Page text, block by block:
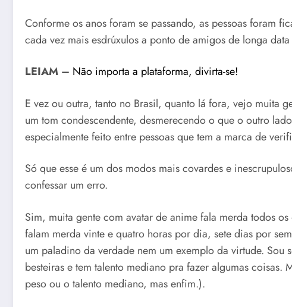
Conforme os anos foram se passando, as pessoas foram
cada vez mais esdrúxulos a ponto de amigos de longa
LEIAM – Não importa a plataforma, divirta-se!
E vez ou outra, tanto no Brasil, quanto lá fora, vejo muita
um tom condescendente, desmerecendo o que o outro
especialmente feito entre pessoas que tem a marca de
Só que esse é um dos modos mais covardes e
confessar um erro.
Sim, muita gente com avatar de anime fala merda todos
falam merda vinte e quatro horas por dia, sete dias por
um paladino da verdade nem um exemplo da virtude.
besteiras e tem talento mediano pra fazer algumas coisas.
peso ou o talento mediano, mas enfim.).